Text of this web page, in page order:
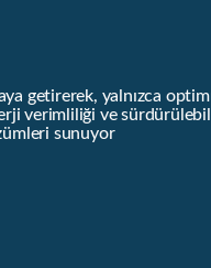
getirerek, yalnızca
verimliliği ve
sunuyor.